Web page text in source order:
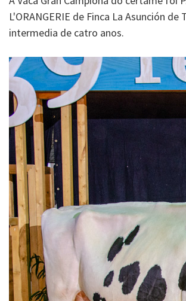
L'ORANGERIE de Finca La Asunción de
intermedia de catro anos.